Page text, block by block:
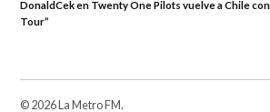
DonaldCeken Twenty One Pilots vuelve a Chile
Tour”
© 2026 La Metro FM.